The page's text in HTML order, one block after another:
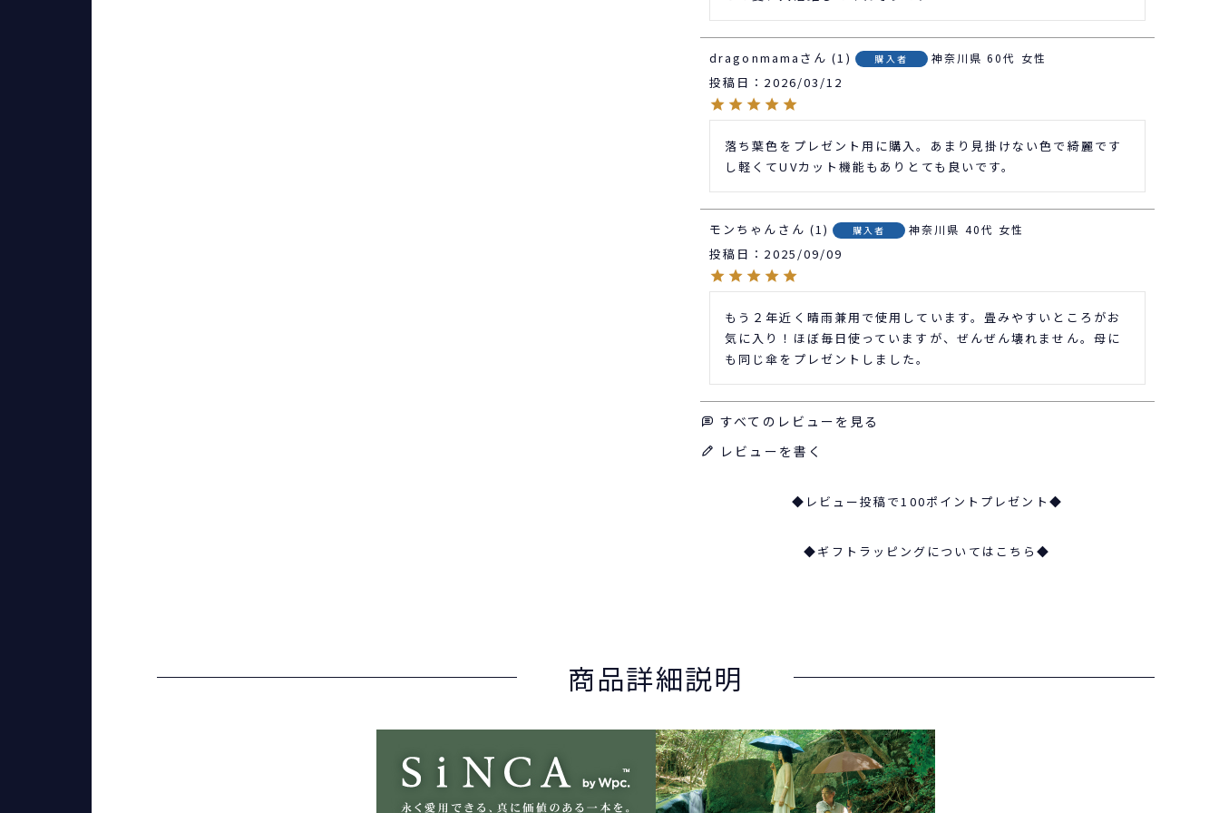
dragonmama 1 購入者 神奈川県 60代 女性
投稿日 2026/03/12
落ち葉色をプレゼント用に購入。あまり見掛けない色で綺麗です
し軽くてUVカット機能もありとても良いです。
モンちゃん 1 購入者 神奈川県 40代 女性
投稿日 2025/09/09
もう２年近く晴雨兼用で使用しています。畳みやすいところがお
気に入り！ほぼ毎日使っていますが、ぜんぜん壊れません。母に
も同じ傘をプレゼントしました。
すべてのレビューを見る
レビューを書く
◆レビュー投稿で100ポイントプレゼント◆
◆ギフトラッピングについてはこちら◆
商品詳細説明